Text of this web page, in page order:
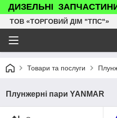
ДИЗЕЛЬНІ
ТОВ «ТОРГОВИЙ ДІМ "ТПС"»
Товари та послуги
Плунжерні пари YANMAR